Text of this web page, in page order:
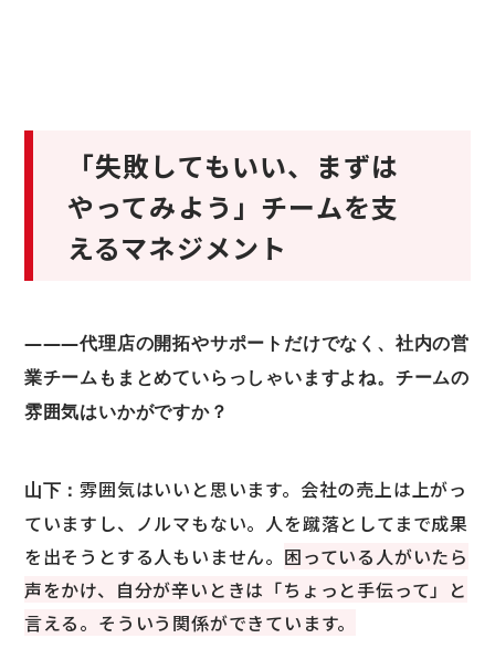
「失敗してもいい、まずは
やってみよう」チームを支
えるマネジメント
―――代理店の開拓やサポートだけでなく、社内の営
業チームもまとめていらっしゃいますよね。チームの
雰囲気はいかがですか？
山下：雰囲気はいいと思います。会社の売上は上がっ
ていますし、ノルマもない。人を蹴落としてまで成果
を出そうとする人もいません。 困っている人がいたら
声をかけ、自分が辛いときは「ちょっと手伝って」と
言える。そういう関係ができています。